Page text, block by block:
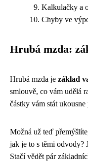
Kalkulačky a
Chyby ve
Hrubá mzda:
Hrubá mzda je základ
smlouvě, co vám udělá
částky vám stát
Možná už teď
jak je to s těmi odvody?
Stačí vědět pár